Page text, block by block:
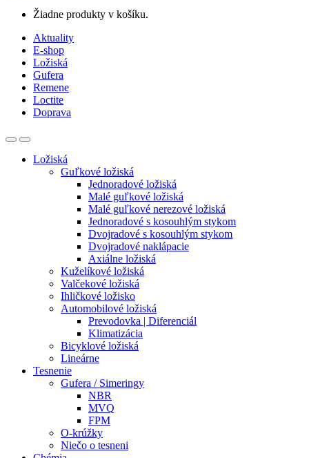
Žiadne produkty v košíku.
Aktuality
E-shop
Ložiská
Gufera
Remene
Loctite
Doprava
Ložiská
Guľkové ložiská
Jednoradové ložiská
Malé guľkové ložiská
Malé guľkové nerezové ložiská
Jednoradové s kosouhlým stykom
Dvojradové s kosouhlým stykom
Dvojradové naklápacie
Axiálne ložiská
Kuželíkové ložiská
Valčekové ložiská
Ihličkové ložisko
Automobilové ložiská
Prevodovka | Diferenciál
Klimatizácia
Bicyklové ložiská
Lineárne
Tesnenie
Gufera / Simeringy
NBR
MVQ
FPM
O-krúžky
Niečo o tesneni